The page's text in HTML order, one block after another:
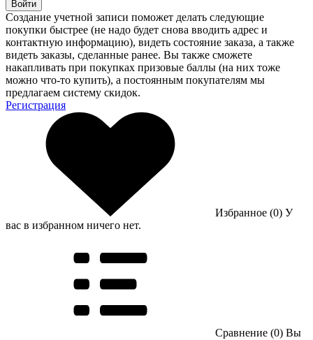
Войти
Создание учетной записи поможет делать следующие
покупки быстрее (не надо будет снова вводить адрес и
контактную информацию), видеть состояние заказа, а также
видеть заказы, сделанные ранее. Вы также сможете
накапливать при покупках призовые баллы (на них тоже
можно что-то купить), а постоянным покупателям мы
предлагаем систему скидок.
Регистрация
Избранное (0) У
вас в избранном ничего нет.
Сравнение (0) Вы